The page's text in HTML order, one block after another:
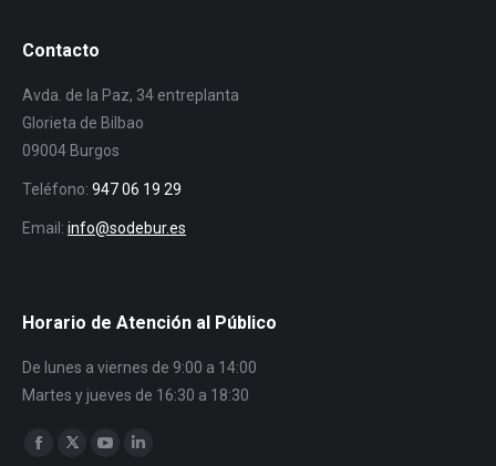
Contacto
Avda. de la Paz, 34 entreplanta
Glorieta de Bilbao
09004 Burgos
Teléfono: 947 06 19 29
Email: info@sodebur.es
Horario de Atención al Público
De lunes a viernes de 9:00 a 14:00
Martes y jueves de 16:30 a 18:30
Encuéntranos en:
Facebook